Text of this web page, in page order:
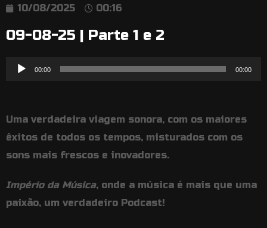
10/08/2025 00:16
09-08-25 | Parte 1 e 2
Reprodutor
00:00 00:00
Uma verdadeira viagem sonora, com os maiores
êxitos de todos os tempos, misturados com os
sons mais frescos e inovadores.
Império da Música, onde a música é mais que uma
paixão, um verdadeiro Podcast!